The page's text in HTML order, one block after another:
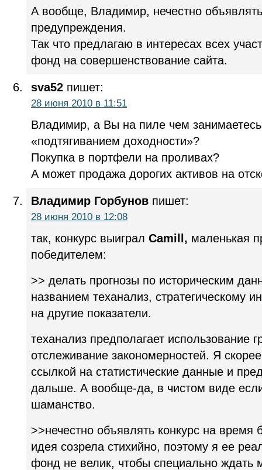
А вообще, Владимир, нечестно
предупреждения.
Так что предлагаю в интересах всех
фонд на совершенствование сайта.
sva52 пишет:
28 июня 2010 в 11:51
Владимир, а Вы на пиле чем
«подтягиванием доходности»?
Покупка в портфели на проливах?
А может продажа дорогих активов на
Владимир Горбунов пишет:
28 июня 2010 в 12:08
так, конкурс выиграл Camill, маленькая
победителем:
>> делать прогнозы по историческим
названием теханализ, стратегическому
на другие показатели.
теханализ предполагает использование
отслеживание закономерностей. Я
ссылкой на статистические данные и
дальше. А вообще-да, в чистом виде
шаманство.
>>нечестно объявлять конкурс на время
идея созрела стихийно, поэтому я ее
фонд не велик, чтобы специально ждать